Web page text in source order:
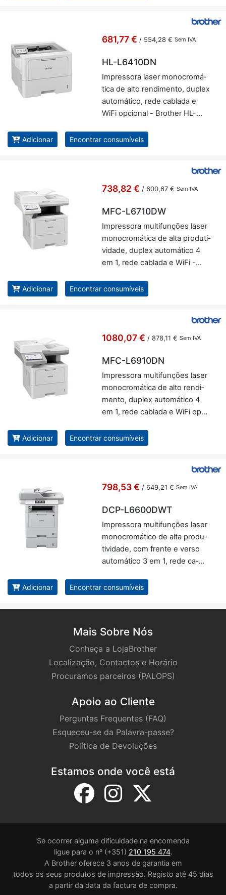
681,77 € / 554,28 € Sem IVA
HL-L6410DN
Im­pres­sora laser mo­no­cro­má­
tica de alto ren­di­mento, du­plex
au­to­má­tico, rede ca­blada e
WiFi op­ci­onal - Brother HL-
Adicionar Encontrar consumíveis
738,82 € / 600,67 € Sem IVA
MFC-L6710DW
Im­pres­sora mul­ti­fun­ções laser
mo­no­cro­má­tica de alta pro­du­ti­
vi­dade, du­plex au­to­má­tico 4
em 1, rede ca­blada e WiFi -
Adicionar Encontrar consumíveis
1080,07 € / 878,11 € Sem IVA
MFC-L6910DN
Im­pres­sora mul­ti­fun­ções laser
mo­no­cro­má­tica de alto ren­di­
mento, du­plex au­to­má­tico 4
em 1, rede ca­blada e WiFi op­ci­
Adicionar Encontrar consumíveis
798,53 € / 649,21 € Sem IVA
DCP-L6600DWT
Im­pres­sora mul­ti­fun­ções laser
mo­no­cro­má­tico de alta pro­du­
ti­vi­dade, com frente e verso
au­to­má­tico 3 em 1, rede ca­
ci­onal de 520 fo­lhas (LT6505)
- Brother DCP-L6600DWT
Adicionar Encontrar consumíveis
Mais Sobre Nós
Conheça a LojaBrother
Localização, Contactos e Horário
Procuramos parceiros (PALOPS)
Apoio ao Cliente
Perguntas Frequentes (FAQ)
Esqueceu-se da Palavra-passe?
Política de Devoluções
Estamos onde você está
Se ocorrer alguma dificuldade na encomenda
ligue para o nº (+351) 210 195 474.
A Brother oferece 3 anos de garantia em
todos os seus produtos de impressão. Registo até 45 dias
a partir da data da factura de compra.